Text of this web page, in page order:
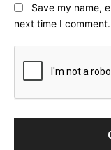
Save my name,
next time I comment.